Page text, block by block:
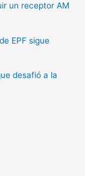
un receptor AM
EPF sigue
desafió a la